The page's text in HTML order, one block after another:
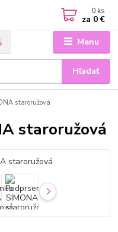
Menu
Hľadať
0 ks
za 0 €
staroružová
staroružová